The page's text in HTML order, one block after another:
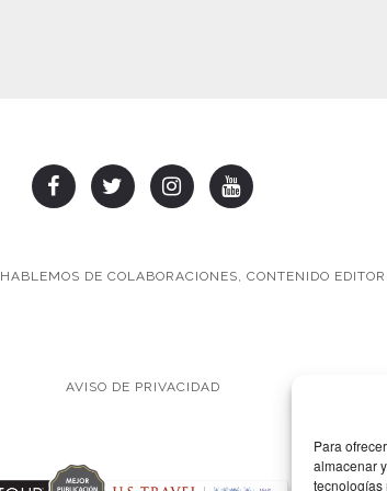
Para
almacenar
tecnologías
HABLEMOS DE COLABORACIONES, CONTENIDO
AVISO DE PRIVACIDAD